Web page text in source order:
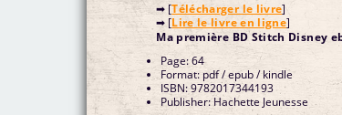
➡ [Télécharger le livre]
➡ [Lire le livre en ligne]
Ma première BD Stitch Disney
Page: 64
Format: pdf / epub / kindle
ISBN: 9782017344193
Publisher: Hachette Jeunesse